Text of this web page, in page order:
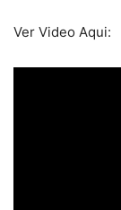
Ver Video Aqui: